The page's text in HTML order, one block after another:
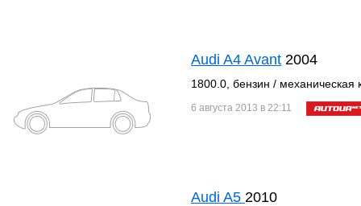
Audi A4 Avant 2004
1800.0, бензин / механическая
6 августа 2013 в 22:11
Audi A5 2010